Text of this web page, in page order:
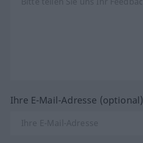
Ihre E-Mail-Adresse (optional)